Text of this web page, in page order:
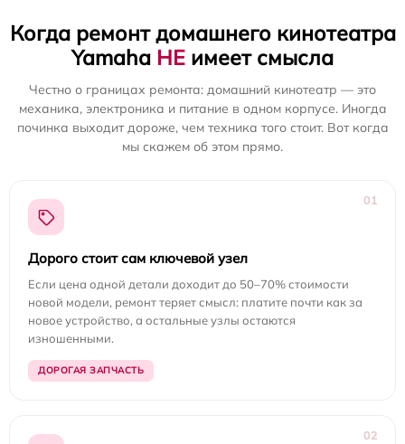
Когда ремонт домашнего кинотеатра
Yamaha НЕ имеет смысла
Честно о границах ремонта: домашний кинотеатр — это
механика, электроника и питание в одном корпусе. Иногда
починка выходит дороже, чем техника того стоит. Вот когда
мы скажем об этом прямо.
01
Дорого стоит сам ключевой узел
Если цена одной детали доходит до 50–70% стоимости
новой модели, ремонт теряет смысл: платите почти как за
новое устройство, а остальные узлы остаются
изношенными.
ДОРОГАЯ ЗАПЧАСТЬ
02